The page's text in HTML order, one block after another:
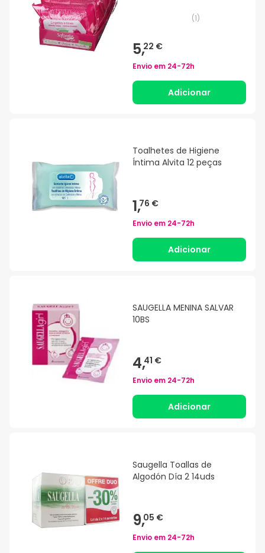
(1)
5,22 €
Envio em 24-72h
Adicionar
Toalhetes de Higiene
Íntima Alvita 12 peças
1,76 €
Envio em 24-72h
Adicionar
SAUGELLA MENINA SALVAR
10BS
4,41 €
Envio em 24-72h
Adicionar
Saugella Toallas de
Algodón Día 2 14uds
9,05 €
Envio em 24-72h